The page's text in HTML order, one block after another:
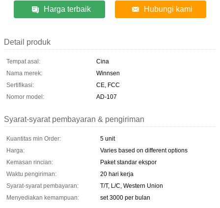
Harga terbaik Hubungi kami
Detail produk
Tempat asal:
Cina
Nama merek:
Winnsen
Sertifikasi:
CE, FCC
Nomor model:
AD-107
Syarat-syarat pembayaran & pengiriman
Kuantitas min Order:
5 unit
Harga:
Varies based on different options
Kemasan rincian:
Paket standar ekspor
Waktu pengiriman:
20 hari kerja
Syarat-syarat pembayaran:
T/T, L/C, Western Union
Menyediakan kemampuan:
set 3000 per bulan